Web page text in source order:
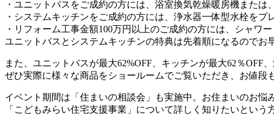
・ユニットバスをご成約の方には、浴室換気乾燥暖房機または
・システムキッチンをご成約の方には、浄水器一体型水栓をプ
・リフォーム工事金額100万円以上のご成約の方には、シャワ
ユニットバスとシステムキッチンの特典は先着順になるのでお
また、ユニットバスが最大62%OFF、キッチンが最大62％OFF
ぜひ実際に様々な商品をショールームでご覧いただき、お値段
イベント期間は「住まいの相談会」も実施中。お住まいのお悩
「こどもみらい住宅支援事業」について詳しく知りたいという